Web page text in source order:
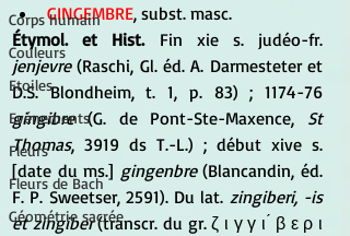
Corps humain
Couleurs
Etoiles
Evénements
Fleurs
Fleurs de Bach
Géométrie sacrée
GINGEMBRE, subst. masc.
Étymol. et Hist. Fin xie s. judéo-fr.
jenjevre (Raschi, Gl. éd. A. Darmesteter et
gingibre (G. de Pont-Ste-Maxence, St
Thomas, 3919 ds T.-L.) ; début xive s.
[date du ms.] gingenbre (Blancandin, éd.
F. P. Sweetser, 2591). Du lat. zingiberi, -is
et zingiber (transcr. du gr. ζ ι γ γ ι ́ β ε ρ ι